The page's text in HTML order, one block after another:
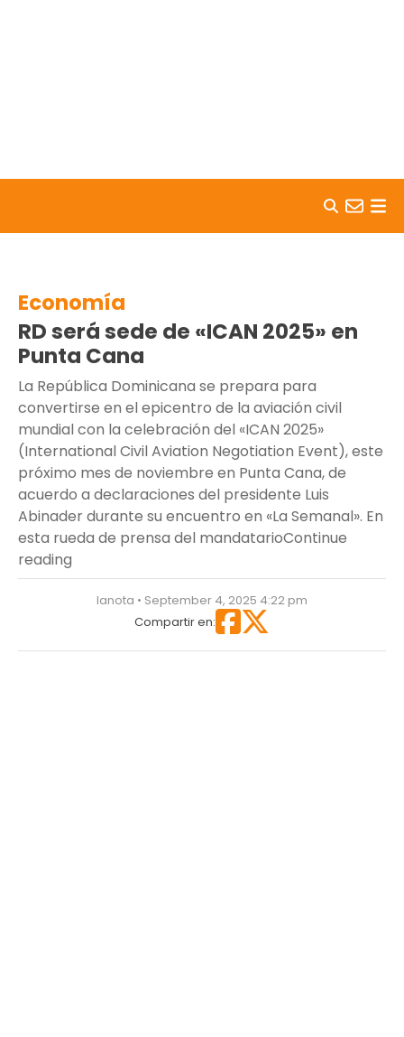
Economía
RD será sede de «ICAN 2025» en
Punta Cana
La República Dominicana se prepara para
convertirse en el epicentro de la aviación civil
mundial con la celebración del «ICAN 2025»
(International Civil Aviation Negotiation Event), este
próximo mes de noviembre en Punta Cana, de
acuerdo a declaraciones del presidente Luis
Abinader durante su encuentro en «La Semanal». En
esta rueda de prensa del mandatarioContinue
reading
lanota • September 4, 2025 4:22 pm
Compartir en: